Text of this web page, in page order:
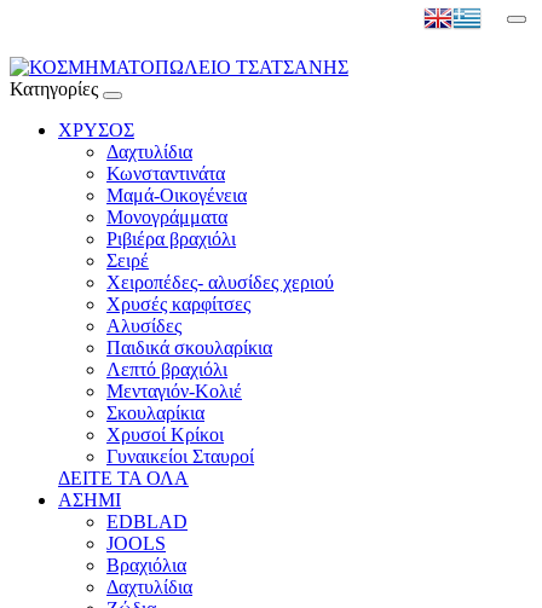
Κατηγορίες
ΧΡΥΣΟΣ
Δαχτυλίδια
Κωνσταντινάτα
Μαμά-Οικογένεια
Μονογράμματα
Ριβιέρα βραχιόλι
Σειρέ
Χειροπέδες- αλυσίδες χεριού
Χρυσές καρφίτσες
Αλυσίδες
Παιδικά σκουλαρίκια
Λεπτό βραχιόλι
Μενταγιόν-Κολιέ
Σκουλαρίκια
Χρυσοί Κρίκοι
Γυναικείοι Σταυροί
ΔΕΙΤΕ ΤΑ ΟΛΑ
ΑΣΗΜΙ
EDBLAD
JOOLS
Βραχιόλια
Δαχτυλίδια